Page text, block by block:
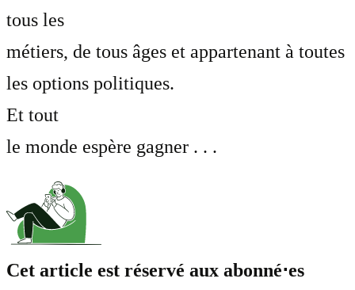
tous les
métiers, de tous âges et appartenant à toutes
les options politiques.
Et tout
le monde espère gagner . . .
Cet article est réservé aux abonné⋅es